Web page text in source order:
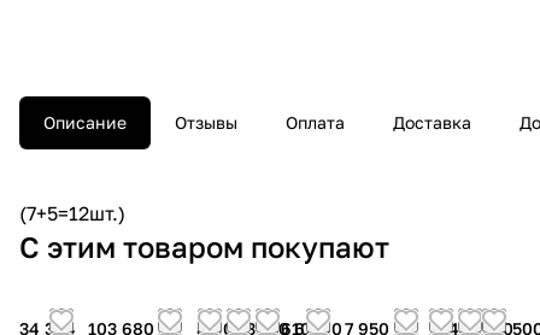
Описание Отзывы Оплата Доставка
(7+5=12шт.)
С этим товаром покупают
34 344
103 680
8 90023 7309 6106 9907 950
6 4486 140
4